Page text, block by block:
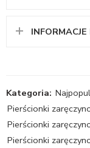
Kategoria:
Pierścionki
Pierścionki
Pierścionki